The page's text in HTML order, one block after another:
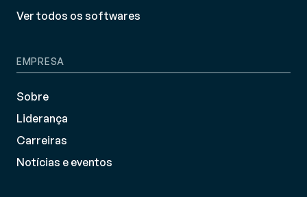
Ver todos os softwares
EMPRESA
Sobre
Liderança
Carreiras
Notícias e eventos